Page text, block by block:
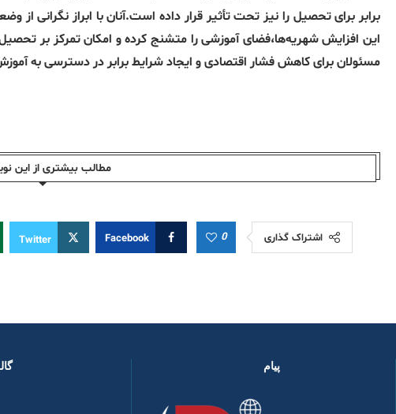
برابر برای تحصیل را نیز تحت تأثیر قرار داده است.آنان با ابراز نگرانی
این افزایش شهریه‌ها،فضای آموزشی را متشنج کرده و امکان تمرکز بر
مسئولان برای کاهش فشار اقتصادی و ایجاد شرایط برابر در دسترسی به
مطالب بیشتری از این
اشتراک گذاری 0
Facebook
Twitter
پیام